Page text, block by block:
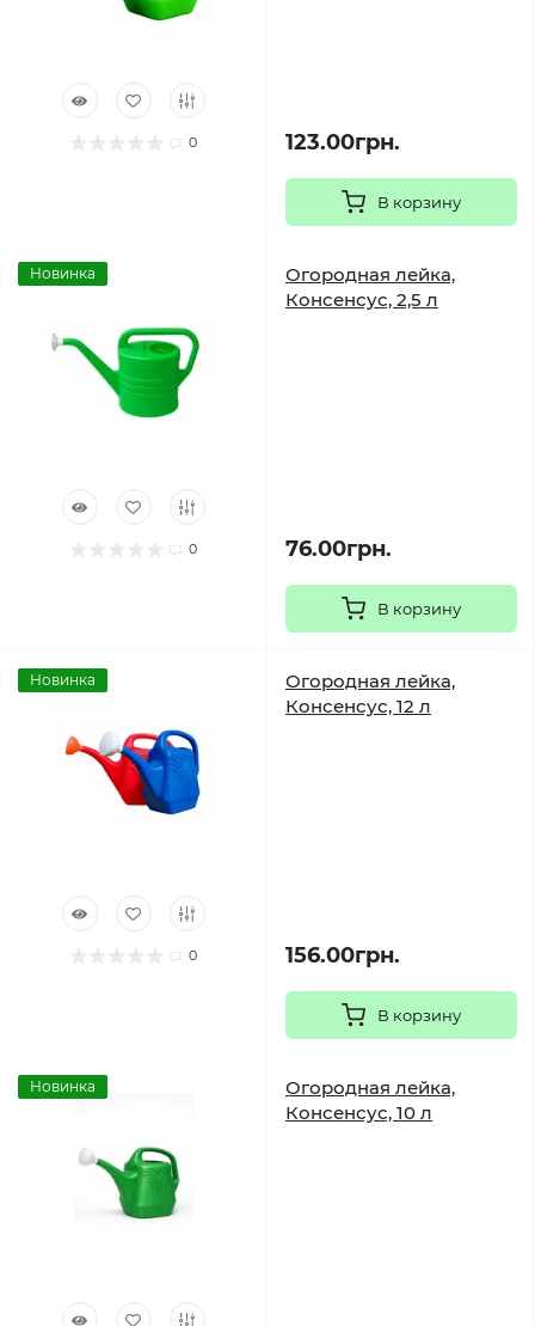
0 123.00грн.
В корзину
Новинка
0
Огородная лейка,
Консенсус, 2,5 л
76.00грн.
В корзину
Новинка
0
Огородная лейка,
Консенсус, 12 л
156.00грн.
В корзину
Новинка
Огородная лейка,
Консенсус, 10 л